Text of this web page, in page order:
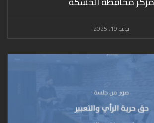
يونيو 19, 2025